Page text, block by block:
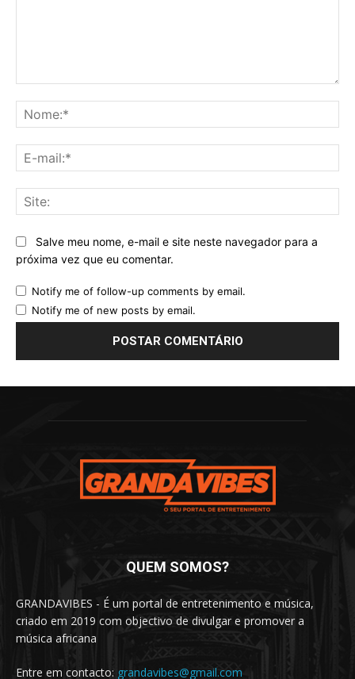
Salve meu nome, e-mail e site neste navegador para a
próxima vez que eu comentar.
Notify me of follow-up comments by email.
Notify me of new posts by email.
QUEM SOMOS?
GRANDAVIBES - É um portal de entretenimento e música,
criado em 2019 com objectivo de divulgar e promover a
música africana
Entre em contacto: grandavibes@gmail.com